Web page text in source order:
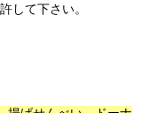
して下さい。